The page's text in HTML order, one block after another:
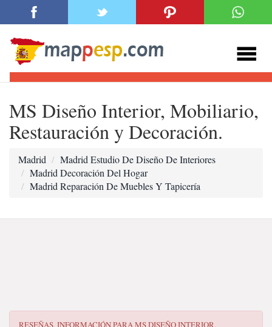
MS Diseño Interior, Mobiliario,
Restauración y Decoración.
Madrid
Madrid Estudio De Diseño De Interiores
Madrid Decoración Del Hogar
Madrid Reparación De Muebles Y Tapicería
RESEÑAS, INFORMACIÓN PARAMS DISEÑO INTERIOR,